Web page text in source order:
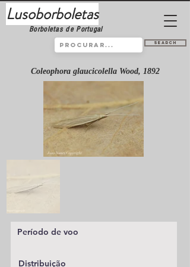
Lusoborboletas
Borboletas de Portugal
Search
Coleophora glaucicolella Wood, 1892
Período de voo
Distribuição